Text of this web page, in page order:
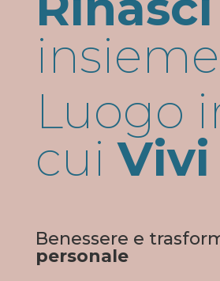
Luogo
cuiVivi
Benessere e
personale